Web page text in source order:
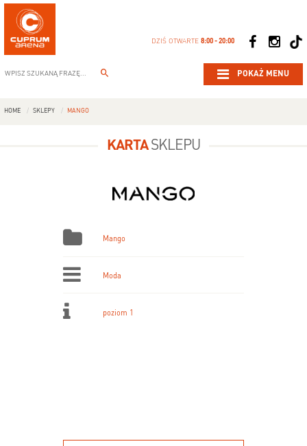
DZIŚ OTWARTE8:00 - 20:00
POKAŻ MENU
HOME SKLEPY MANGO
KARTASKLEPU
Mango
Moda
poziom 1